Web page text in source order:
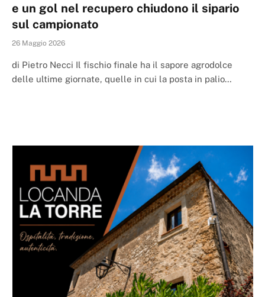
e un gol nel recupero chiudono il sipario
sul campionato
26 Maggio 2026
di Pietro Necci Il fischio finale ha il sapore agrodolce
delle ultime giornate, quelle in cui la posta in palio…